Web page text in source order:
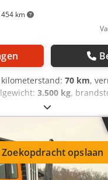
454 km
kilometerstand: 70 km,
3.500 kg,
ABS,
en advies: ISUZU
kipper en grote laadbak
Zoekopdracht opslaan